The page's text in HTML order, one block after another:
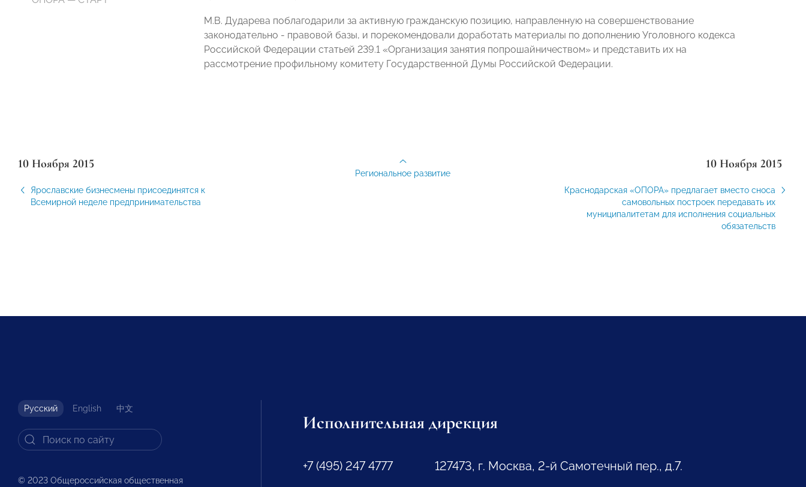
М.В. Дударева поблагодарили за активную гражданскую позицию, направленную на совершенствование
законодательно - правовой базы, и порекомендовали доработать материалы по дополнению Уголовного кодекса
Российской Федерации статьей 239.1 «Организация занятия попрошайничеством» и представить их на
рассмотрение профильному комитету Государственной Думы Российской Федерации.
10 Ноября 2015
Ярославские бизнесмены присоединятся к
Всемирной неделе предпринимательства
10 Ноября 2015
Краснодарская «ОПОРА» предлагает вместо сноса
самовольных построек передавать их
муниципалитетам для исполнения социальных
обязательств
Региональное развитие
Русский English 中文
© 2023 Общероссийская общественная
Исполнительная дирекция
+7 (495) 247 4777
127473, г. Москва, 2-й Самотечный пер., д.7.